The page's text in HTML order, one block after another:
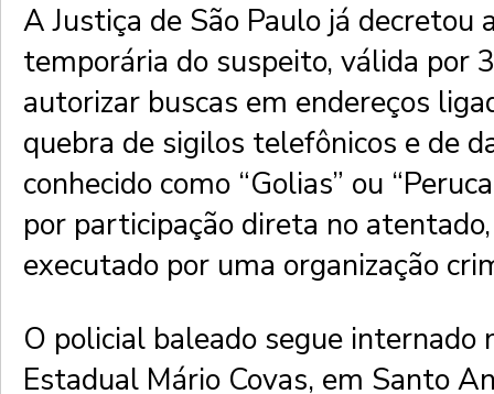
A Justiça de São Paulo já decretou
temporária do suspeito, válida por
autorizar buscas em endereços
quebra de sigilos telefônicos e de
conhecido como “Golias” ou
por participação direta no
executado por uma organização
O policial baleado segue internado
Estadual Mário Covas, em Santo